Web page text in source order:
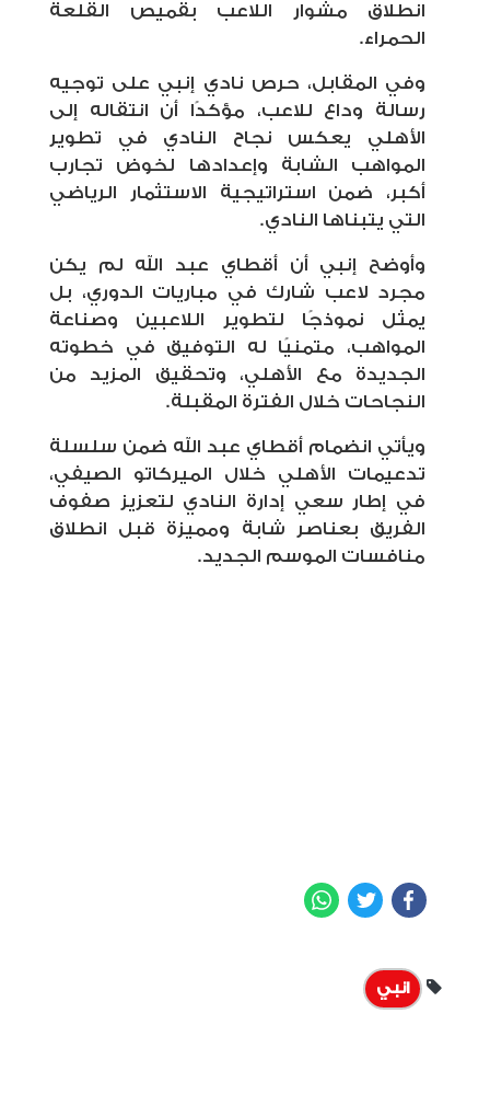
انطلاق مشوار اللاعب بقميص القلعة
الحمراء.
وفي المقابل، حرص نادي إنبي على توجيه
رسالة وداع للاعب، مؤكدًا أن انتقاله إلى
الأهلي يعكس نجاح النادي في تطوير
المواهب الشابة وإعدادها لخوض تجارب
أكبر، ضمن استراتيجية الاستثمار الرياضي
التي يتبناها النادي.
وأوضح إنبي أن أقطاي عبد الله لم يكن
مجرد لاعب شارك في مباريات الدوري، بل
يمثل نموذجًا لتطوير اللاعبين وصناعة
المواهب، متمنيًا له التوفيق في خطوته
الجديدة مع الأهلي، وتحقيق المزيد من
النجاحات خلال الفترة المقبلة.
ويأتي انضمام أقطاي عبد الله ضمن سلسلة
تدعيمات الأهلي خلال الميركاتو الصيفي،
في إطار سعي إدارة النادي لتعزيز صفوف
الفريق بعناصر شابة ومميزة قبل انطلاق
منافسات الموسم الجديد.
Facebook
Twitter
انبي